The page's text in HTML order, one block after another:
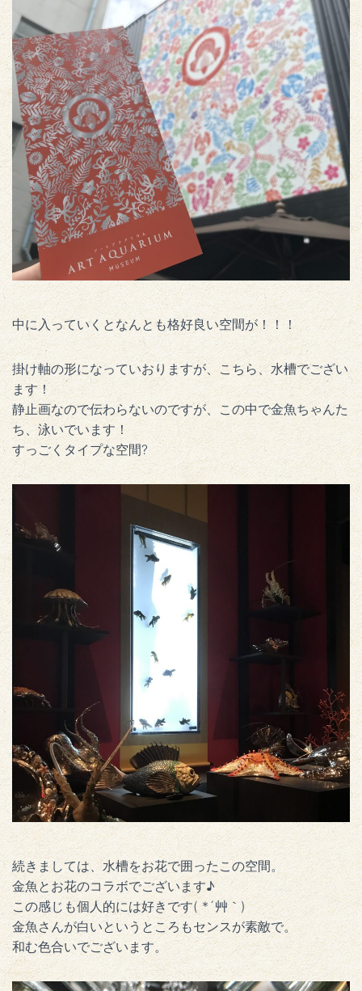
中に入っていくとなんとも格好良い空間が！！！
掛け軸の形になっていおりますが、こちら、水槽でござい
ます！
静止画なので伝わらないのですが、この中で金魚ちゃんた
ち、泳いでいます！
すっごくタイプな空間?
続きましては、水槽をお花で囲ったこの空間。
金魚とお花のコラボでございます♪
この感じも個人的には好きです( *´艸｀)
金魚さんが白いというところもセンスが素敵で。
和む色合いでございます。